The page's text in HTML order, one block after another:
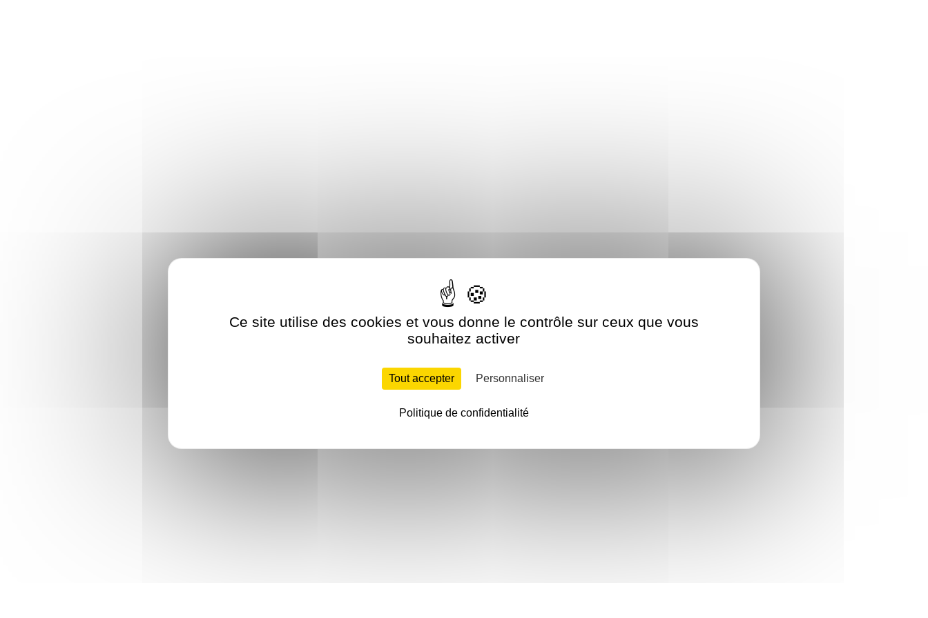
Ce site utilise des cookies et vous donne le contrôle sur ceux que vous
souhaitez activer
Tout accepter Personnaliser
Politique de confidentialité